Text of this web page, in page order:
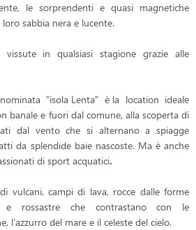
le sorprendenti e quasi magnetiche
sabbia nera e lucente.
in qualsiasi stagione grazie alle
"isola Lenta" è la location ideale
banale e fuori dal comune, alla scoperta di
dal vento che si alternano a spiagge
da splendide baie nascoste. Ma è anche
di sport acquatici.
vulcani, campi di lava, rocce dalle forme
e rossastre che contrastano con le
l'azzurro del mare e il celeste del cielo.